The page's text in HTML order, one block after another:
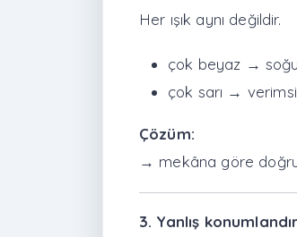
Her ışık aynı değildir.
çok beyaz →
çok sarı →
Çözüm:
→ mekâna göre
3. Yanlış